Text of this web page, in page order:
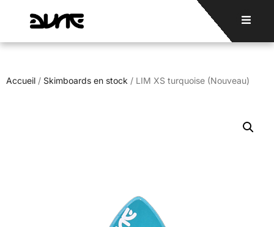
Accueil / Skimboards en stock / LIM XS turquoise (Nouveau)